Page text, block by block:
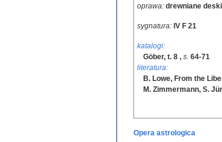
oprawa: drewniane
sygnatura: IV F 21
katalogi:
Göber, t. 8 , s. 64-71
literatura:
B. Lowe, From the
M. Zimmermann, S.
Opera astrologica